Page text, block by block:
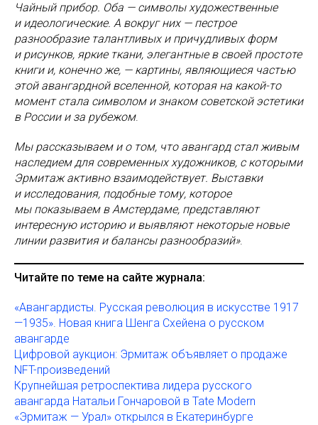
Чайный прибор. Оба — символы художественные
и идеологические. А вокруг них — пестрое
разнообразие талантливых и причудливых форм
и рисунков, яркие ткани, элегантные в своей простоте
книги и, конечно же, — картины, являющиеся частью
этой авангардной вселенной, которая на какой-то
момент стала символом и знаком советской эстетики
в России и за рубежом.
Мы рассказываем и о том, что авангард стал живым
наследием для современных художников, с которыми
Эрмитаж активно взаимодействует. Выставки
и исследования, подобные тому, которое
мы показываем в Амстердаме, представляют
интересную историю и выявляют некоторые новые
линии развития и балансы разнообразий».
Читайте по теме на сайте журнала:
«Авангардисты. Русская революция в искусстве 1917
—1935». Новая книга Шенга Схейена о русском
авангарде
Цифровой аукцион: Эрмитаж объявляет о продаже
NFT-произведений
Крупнейшая ретроспектива лидера русского
авангарда Натальи Гончаровой в Tate Modern
«Эрмитаж — Урал» открылся в Екатеринбурге